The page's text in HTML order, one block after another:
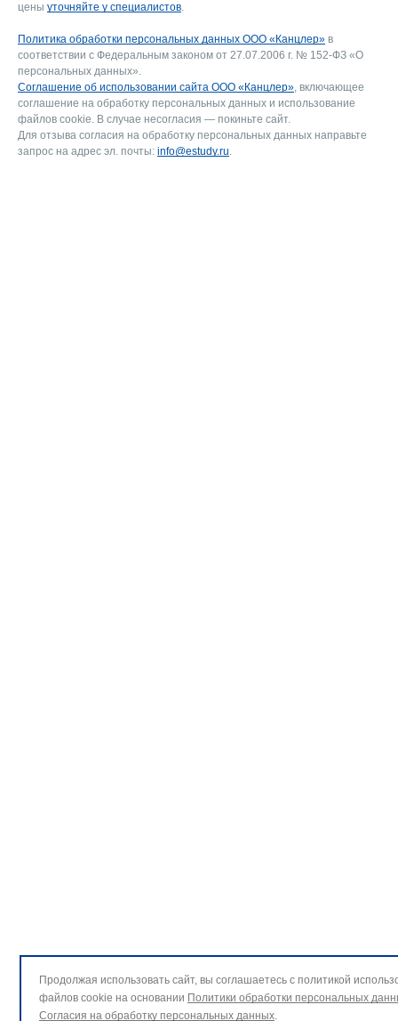
цены уточняйте у специалистов.
Политика обработки персональных данных ООО «Канцлер» в
соответствии с Федеральным законом от 27.07.2006 г. № 152-ФЗ «О
персональных данных».
Соглашение об использовании сайта ООО «Канцлер», включающее
соглашение на обработку персональных данных и использование
файлов cookie. В случае несогласия — покиньте сайт.
Для отзыва согласия на обработку персональных данных направьте
запрос на адрес эл. почты: info@estudy.ru.
Продолжая использовать сайт, вы соглашаетесь с политикой
файлов cookie на основании Политики обработки персональных
Согласия на обработку персональных данных.